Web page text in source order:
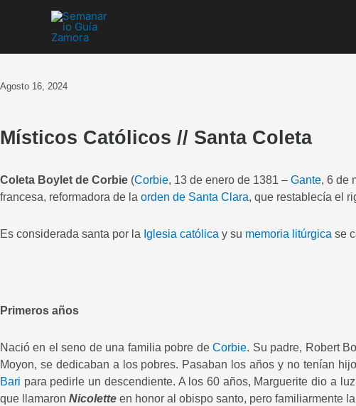
Agosto 16, 2024
Místicos Católicos // Santa Coleta
Coleta Boylet de Corbie (Corbie, 13 de enero de 1381 –Gante, 6 de
francesa, reformadora de la orden de Santa Clara, que restablecía el
Es considerada santa por la Iglesia católica y su memoria litúrgica se
Primeros años
Nació en el seno de una familia pobre deCorbie. Su padre, Robert
Moyon, se dedicaban a los pobres. Pasaban los años y no tenían
Bari para pedirle un descendiente. A los 60 años, Marguerite dio a
que llamaron Nicolette en honor al obispo santo, pero familiarmente